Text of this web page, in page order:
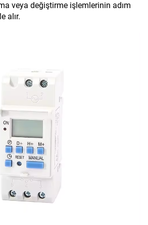
veya değiştirme işlemlerinin adım
alır.